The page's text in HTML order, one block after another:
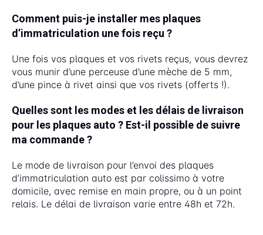
Comment puis-je installer mes plaques
d’immatriculation une fois reçu ?
Une fois vos plaques et vos rivets reçus, vous devrez
vous munir d’une perceuse d’une mèche de 5 mm,
d’une pince à rivet ainsi que vos rivets (offerts !).
Quelles sont les modes et les délais de livraison
pour les plaques auto ? Est-il possible de suivre
ma commande ?
Le mode de livraison pour l’envoi des plaques
d’immatriculation auto est par colissimo à votre
domicile, avec remise en main propre, ou à un point
relais. Le délai de livraison varie entre 48h et 72h.